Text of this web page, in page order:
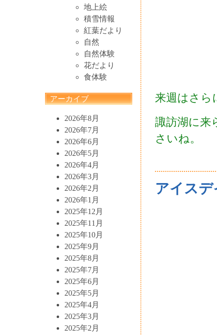
地上絵
積雪情報
紅葉だより
自然
自然体験
花だより
食体験
アーカイブ
2026年8月
2026年7月
2026年6月
2026年5月
2026年4月
2026年3月
2026年2月
2026年1月
2025年12月
2025年11月
2025年10月
2025年9月
2025年8月
2025年7月
2025年6月
2025年5月
2025年4月
2025年3月
2025年2月
来週はさら
諏訪湖に来
さいね。
アイス